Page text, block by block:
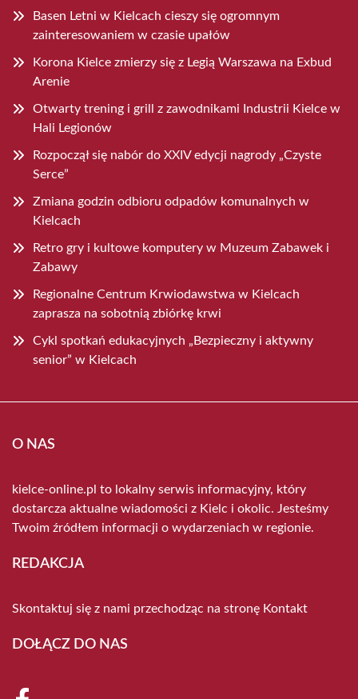
Basen Letni w Kielcach cieszy się ogromnym
zainteresowaniem w czasie upałów
Korona Kielce zmierzy się z Legią Warszawa na Exbud
Arenie
Otwarty trening i grill z zawodnikami Industrii Kielce w
Hali Legionów
Rozpoczął się nabór do XXIV edycji nagrody „Czyste
Serce”
Zmiana godzin odbioru odpadów komunalnych w
Kielcach
Retro gry i kultowe komputery w Muzeum Zabawek i
Zabawy
Regionalne Centrum Krwiodawstwa w Kielcach
zaprasza na sobotnią zbiórkę krwi
Cykl spotkań edukacyjnych „Bezpieczny i aktywny
senior” w Kielcach
O NAS
kielce-online.pl to lokalny serwis informacyjny, który
dostarcza aktualne wiadomości z Kielc i okolic. Jesteśmy
Twoim źródłem informacji o wydarzeniach w regionie.
REDAKCJA
Skontaktuj się z nami przechodząc na stronę Kontakt
DOŁĄCZ DO NAS